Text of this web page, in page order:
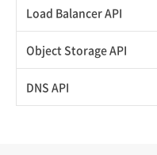
サーバー操作（起動/停止/再起
サーバー設定切替
Load Balancer API
プール一覧取得
プール作成
Object Storage API
Web公開
DNS API